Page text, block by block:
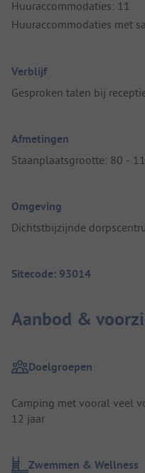
Huuraccommodaties: 11
Huuraccommodaties met
Verblijf
Gesproken talen bij
Afmetingen
Staanplaatsgrootte: 80 -
Omgeving
Dichtstbijzijnde
Sitecode: 93014
Aanbod &
Doelgroepen
Camping met vooral veel
12 jaar
Zwemmen & Wellness